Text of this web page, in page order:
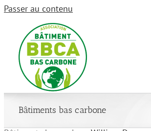
Passer au contenu
Bâtiments bas carbone